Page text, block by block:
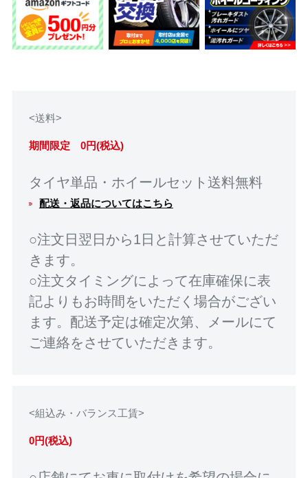
<送料>
期間限定 0円(税込)
タイヤ単品・ホイールセット送料無料
配送・返品についてはこちら
○注文日翌日から1日と計算させていただ
きます。
○注文タイミングによって在庫確保に表
記よりもお時間をいただく場合がござい
ます。配送予定は確定次第、メールにて
ご連絡をさせていただきます。
<組込み・バランス工賃>
0円(税込)